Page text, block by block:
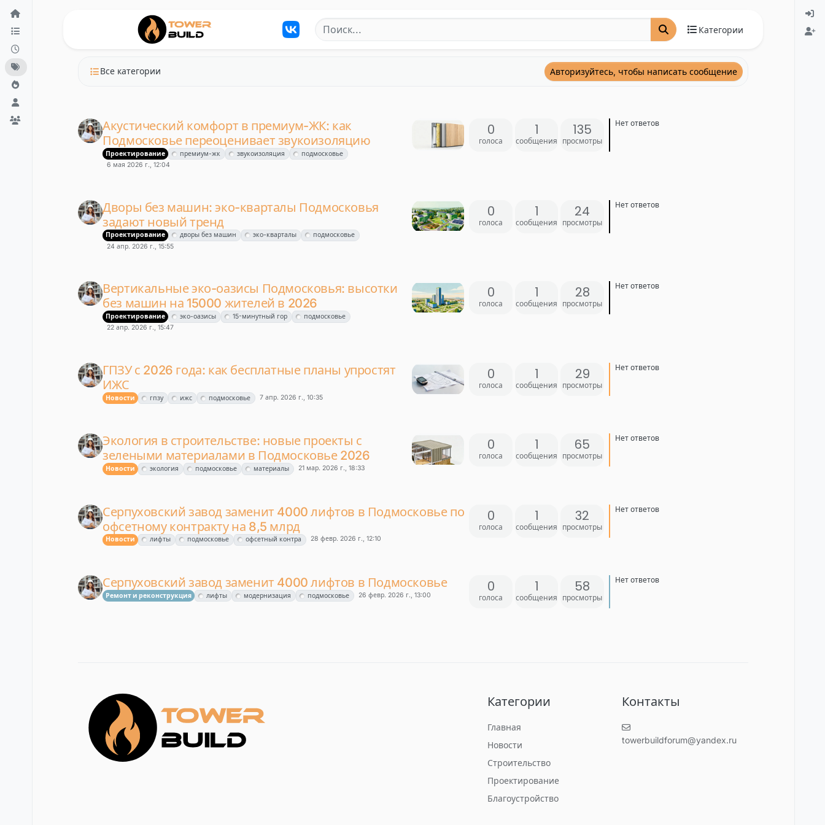
Перейти к содержанию
Категории
Все категории Авторизуйтесь, чтобы написать сообщение
Акустический комфорт в премиум-ЖК: как
Подмосковье переоценивает звукоизоляцию
Проектирование премиум-жк звукоизоляция
подмосковье
6 мая 2026 г., 12:04
0
голоса
1
сообщения
135
просмотры
Нет ответов
Дворы без машин: эко-кварталы Подмосковья
задают новый тренд
Проектирование дворы без машин эко-кварталы
подмосковье
24 апр. 2026 г., 15:55
0
голоса
1
сообщения
24
просмотры
Нет ответов
Вертикальные эко-оазисы Подмосковья: высотки
без машин на 15000 жителей в 2026
Проектирование эко-оазисы 15-минутный гор
подмосковье
22 апр. 2026 г., 15:47
0
голоса
1
сообщения
28
просмотры
Нет ответов
ГПЗУ с 2026 года: как бесплатные планы упростят
ИЖС
Новости гпзу ижс подмосковье 7 апр. 2026 г., 10:35
0
голоса
1
сообщения
29
просмотры
Нет ответов
Экология в строительстве: новые проекты с
зелеными материалами в Подмосковье 2026
Новости экология подмосковье материалы 21 мар. 2026 г., 18:33
0
голоса
1
сообщения
65
просмотры
Нет ответов
Серпуховский завод заменит 4000 лифтов в Подмосковье по
офсетному контракту на 8,5 млрд
Новости лифты подмосковье офсетный контра 28 февр. 2026 г., 12:10
0
голоса
1
сообщения
32
просмотры
Нет ответов
Серпуховский завод заменит 4000 лифтов в Подмосковье
Ремонт и реконструкция лифты модернизация подмосковье 26 февр. 2026 г., 13:00
0
голоса
1
сообщения
58
просмотры
Нет ответов
Категории
Главная
Новости
Строительство
Проектирование
Благоустройство
Контакты
towerbuildforum@yandex.ru